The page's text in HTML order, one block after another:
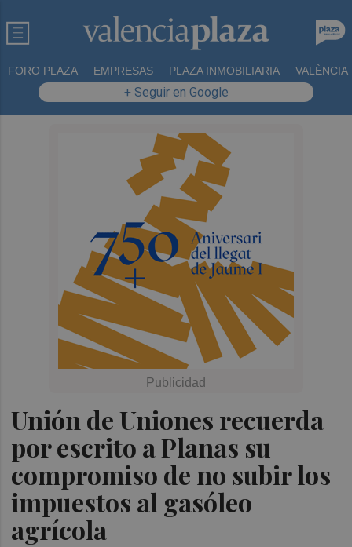
FORO PLAZA EMPRESAS PLAZA INMOBILIARIA VALÈNCIA
+ Seguir en Google
Unión de Uniones recuerda
por escrito a Planas su
compromiso de no subir los
impuestos al gasóleo
agrícola